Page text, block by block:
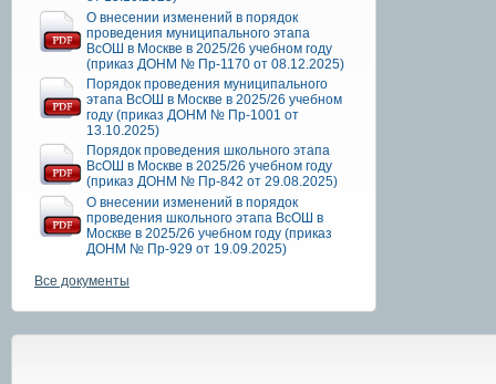
О внесении изменений в порядок
проведения муниципального этапа
ВсОШ в Москве в 2025/26 учебном году
(приказ ДОНМ № Пр-1170 от 08.12.2025)
Порядок проведения муниципального
этапа ВсОШ в Москве в 2025/26 учебном
году (приказ ДОНМ № Пр-1001 от
13.10.2025)
Порядок проведения школьного этапа
ВсОШ в Москве в 2025/26 учебном году
(приказ ДОНМ № Пр-842 от 29.08.2025)
О внесении изменений в порядок
проведения школьного этапа ВсОШ в
Москве в 2025/26 учебном году (приказ
ДОНМ № Пр-929 от 19.09.2025)
Все документы